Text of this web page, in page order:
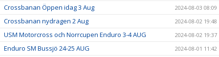
Crossbanan Öppen idag 3 Aug 2024-08-03 08:09
Crossbanan nydragen 2 Aug 2024-08-02 19:48
USM Motorcross och Norrcupen Enduro 3-4 AUG 2024-08-02 19:37
Enduro SM Bussjö 24-25 AUG 2024-08-01 11:42